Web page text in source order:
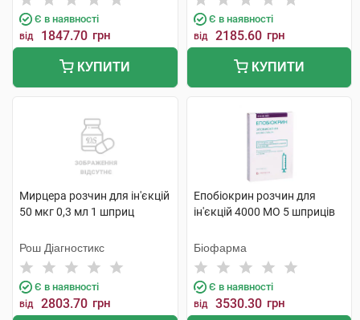
Є в наявності
від 1847.70 грн
КУПИТИ
Є в наявності
від 2185.60 грн
КУПИТИ
Мирцера розчин для ін'єкцій
50 мкг 0,3 мл 1 шприц
Рош Діагностикс
Є в наявності
від 2803.70 грн
Епобіокрин розчин для
ін'єкцій 4000 МО 5 шприців
Біофарма
Є в наявності
від 3530.30 грн